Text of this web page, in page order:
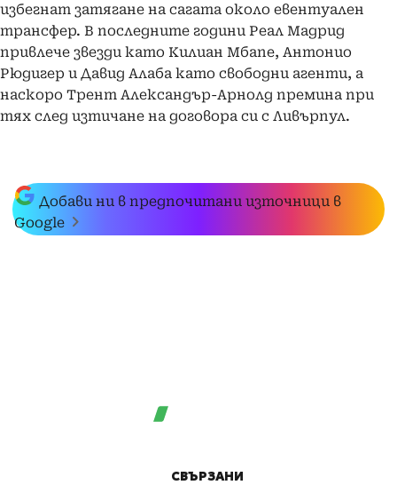
избегнат затягане на сагата около евентуален
трансфер. В последните години Реал Мадрид
привлече звезди като Килиан Мбапе, Антонио
Рюдигер и Давид Алаба като свободни агенти, а
наскоро Трент Александър-Арнолд премина при
тях след изтичане на договора си с Ливърпул.
Добави ни в предпочитани източници в
Google
СВЪРЗАНИ